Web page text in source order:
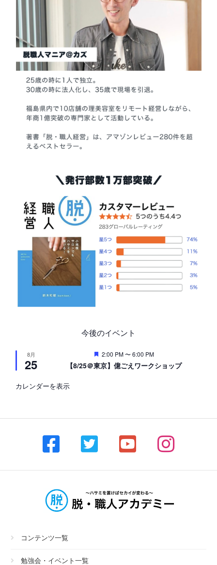
今後のイベント
8月
25
注
目
2:00 PM〜6:00 PM
【8/25＠東京】億ごえワークショップ
カレンダーを表示
コンテンツ一覧
勉強会・イベント一覧